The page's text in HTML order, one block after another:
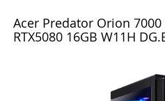
Acer Predator Orion 7000
RTX5080 16GB W11H
Zurück